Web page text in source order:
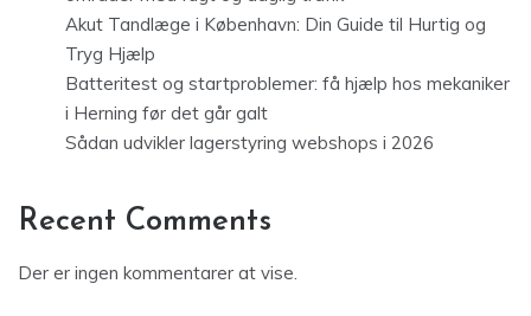
Akut Tandlæge i København: Din Guide til Hurtig og
Tryg Hjælp
Batteritest og startproblemer: få hjælp hos mekaniker
i Herning før det går galt
Sådan udvikler lagerstyring webshops i 2026
Recent Comments
Der er ingen kommentarer at vise.